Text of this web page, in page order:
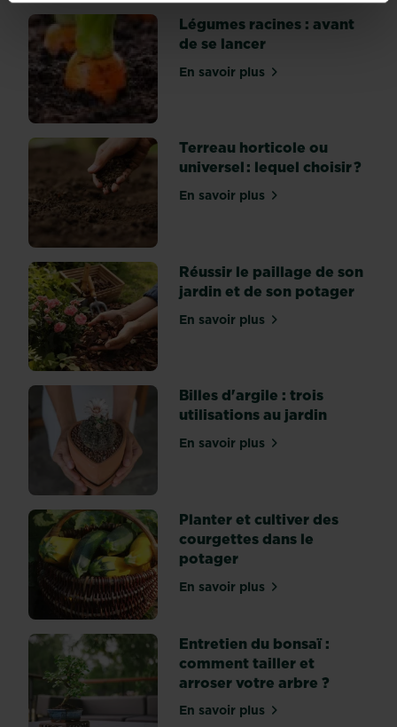
large
gamme
d'engrais
d'origine
naturelle
pour
vos
plantes
votre
potager.
Comme
les
plantes
ont
besoin
de
nourriture
et
d'eau
pour
vivre
et
s'épanouir...
Légumes racines : avant
de se lancer
En savoir plussur Légumes racines :
Terreau horticole ou
universel : lequel choisir ?
En savoir plussur Terreau horticole ou
Réussir le paillage de son
jardin et de son potager
En savoir plussur Réussir le paillage de
Billes d'argile : trois
utilisations au jardin
En savoir plussur Billes d'argile : trois
Planter et cultiver des
courgettes dans le
potager
En savoir plussur Planter et cultiver
Entretien du bonsaï :
comment tailler et
arroser votre arbre ?
En savoir plussur Entretien du bonsaï :